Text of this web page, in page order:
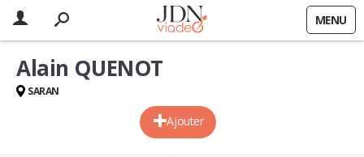
MENU
Ajouter
Alain QUENOT
SARAN